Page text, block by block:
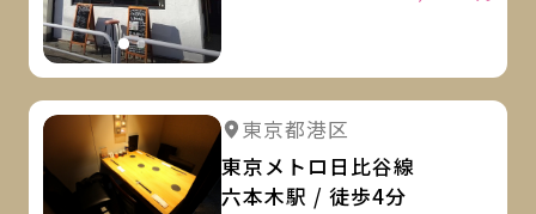
詳細を見る
東京都港区
東京メトロ日比谷線
六本木駅 / 徒歩4分